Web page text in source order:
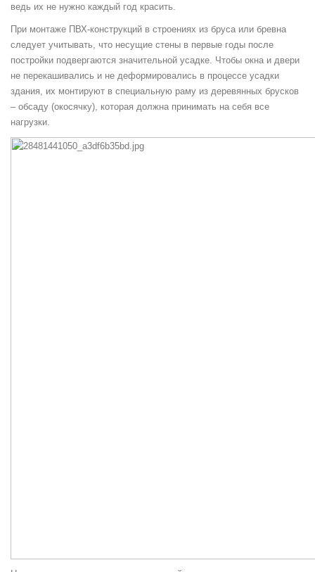
ведь их не нужно каждый год красить.
При монтаже ПВХ-конструкций в строениях из бруса или бревна
следует учитывать, что несущие стены в первые годы после
постройки подвергаются значительной усадке. Чтобы окна и двери
не перекашивались и не деформировались в процессе усадки
здания, их монтируют в специальную раму из деревянных брусков
– обсаду (окосячку), которая должна принимать на себя все
нагрузки.